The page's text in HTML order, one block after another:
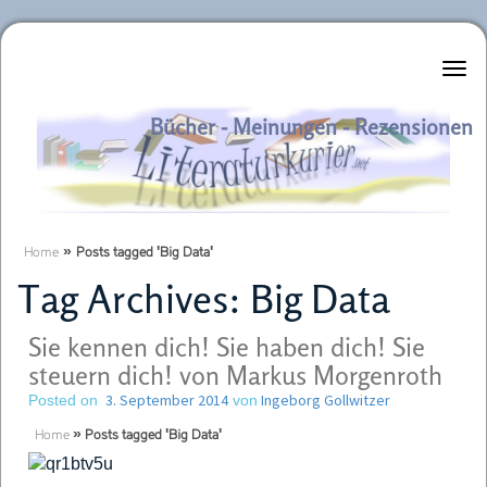
Literaturkurier.net
Bücher - Meinungen - Rezensionen
Home » Posts tagged 'Big Data'
Tag Archives: Big Data
Sie kennen dich! Sie haben dich! Sie
steuern dich! von Markus Morgenroth
Posted on 3. September 2014von Ingeborg Gollwitzer
Home » Posts tagged 'Big Data'